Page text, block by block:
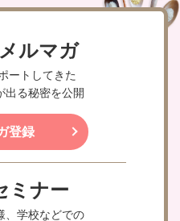
ルマガ
ートしてきた
出る秘密を公開
登録
ミナー
、学校などでの